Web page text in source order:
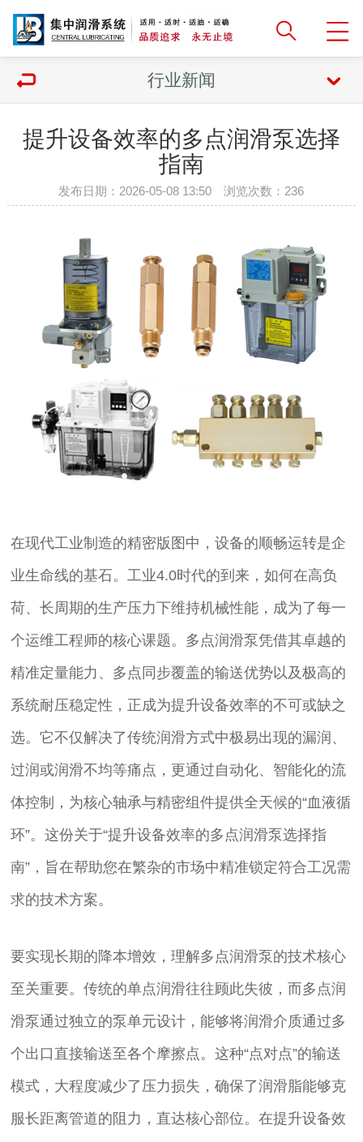
行业新闻
提升设备效率的多点润滑泵选择
指南
发布日期：2026-05-08 13:50 浏览次数： 236
在现代工业制造的精密版图中，设备的顺畅运转是企
业生命线的基石。工业4.0时代的到来，如何在高负
荷、长周期的生产压力下维持机械性能，成为了每一
个运维工程师的核心课题。多点润滑泵凭借其卓越的
精准定量能力、多点同步覆盖的输送优势以及极高的
系统耐压稳定性，正成为提升设备效率的不可或缺之
选。它不仅解决了传统润滑方式中极易出现的漏润、
过润或润滑不均等痛点，更通过自动化、智能化的流
体控制，为核心轴承与精密组件提供全天候的“血液循
环”。这份关于“提升设备效率的多点润滑泵选择指
南”，旨在帮助您在繁杂的市场中精准锁定符合工况需
求的技术方案。
要实现长期的降本增效，理解多点润滑泵的技术核心
至关重要。传统的单点润滑往往顾此失彼，而多点润
滑泵通过独立的泵单元设计，能够将润滑介质通过多
个出口直接输送至各个摩擦点。这种“点对点”的输送
模式，大程度减少了压力损失，确保了润滑脂能够克
服长距离管道的阻力，直达核心部位。在提升设备效